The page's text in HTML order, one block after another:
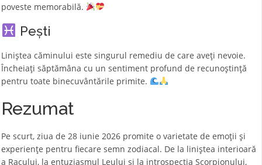
poveste memorabilă.
Pești
Liniștea căminului este singurul remediu de care aveți nevoie.
Încheiați săptămâna cu un sentiment profund de recunoștință
pentru toate binecuvântările primite.
Rezumat
Pe scurt, ziua de 28 iunie 2026 promite o varietate de emoții și
experiențe pentru fiecare semn zodiacal. De la liniștea interioară
a Racului, la entuziasmul Leului și la introspecția Scorpionului,